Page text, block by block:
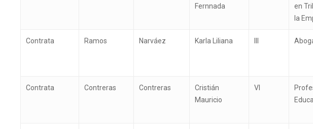
Fernnada
en
la
Contrata Ramos Narváez Karla Liliana
Contrata Contreras Contreras
Cristián
Mauricio
VI